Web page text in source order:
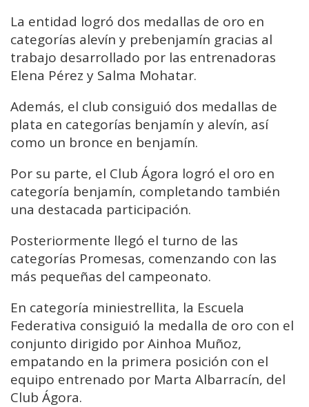
La entidad logró dos medallas de oro en
categorías alevín y prebenjamín gracias al
trabajo desarrollado por las entrenadoras
Elena Pérez y Salma Mohatar.
Además, el club consiguió dos medallas de
plata en categorías benjamín y alevín, así
como un bronce en benjamín.
Por su parte, el Club Ágora logró el oro en
categoría benjamín, completando también
una destacada participación.
Posteriormente llegó el turno de las
categorías Promesas, comenzando con las
más pequeñas del campeonato.
En categoría miniestrellita, la Escuela
Federativa consiguió la medalla de oro con el
conjunto dirigido por Ainhoa Muñoz,
empatando en la primera posición con el
equipo entrenado por Marta Albarracín, del
Club Ágora.